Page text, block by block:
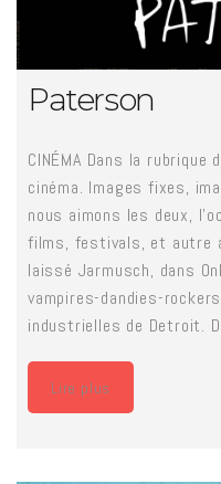
Paterson
CINÉMA Dans la
cinéma. Images fixes,
nous aimons les deux,
films, festivals, et autre
laissé Jarmusch, dans
vampires-dandies-
industrielles de Detroit.
Lire plus